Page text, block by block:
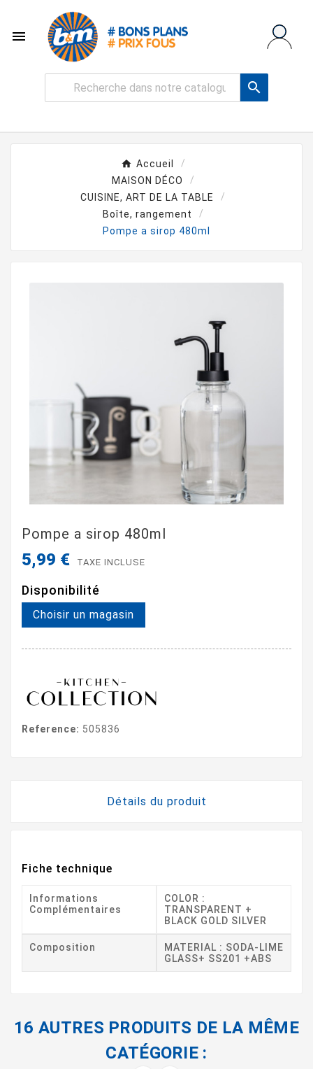


Accueil
MAISON DÉCO
CUISINE, ART DE LA TABLE
Boîte, rangement
Pompe a sirop 480ml
Pompe a sirop 480ml
5,99 € TAXE INCLUSE
Disponibilité
Choisir un magasin
Reference: 505836
Détails du produit
Fiche technique
Informations
Complémentaires
COLOR :
TRANSPARENT +
BLACK GOLD SILVER
Composition
MATERIAL : SODA-LIME
GLASS+ SS201 +ABS
16 AUTRES PRODUITS DE LA MÊME
CATÉGORIE :